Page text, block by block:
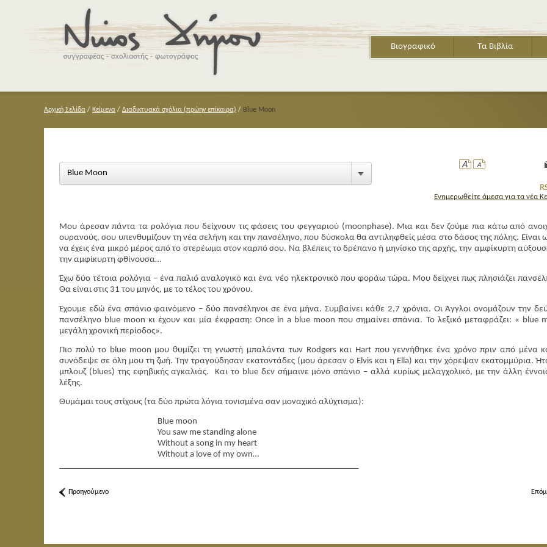
Βιογραφικό Τα Βιβλία
Αρχική Σελίδα / Κείμενα / Διαδικτυακά σχόλια (πρώην επίκαιρα) / Blue Moon
Ενημερωθείτε άμεσα για τα νέα
Blue Moon
Μου άρεσαν πάντα τα ρολόγια που δείχνουν τις φάσεις του φεγγαριού (moonphase). Μια και δεν ζούμε πια κάτω από
ουρανούς, σου υπενθυμίζουν τη νέα σελήνη και την πανσέληνο, που δύσκολα θα αντιληφθείς μέσα στο δάσος της πόλης. Είναι
να έχεις ένα μικρό μέρος από το στερέωμα στον καρπό σου. Να βλέπεις τοδρέπανο ή μηνίσκοτης αρχής, την αμφίκυρτη
την αμφίκυρτη φθίνουσα…
Έχω δύο τέτοια ρολόγια – ένα παλιό αναλογικό και ένα νέο ηλεκτρονικό που φοράω τώρα. Μου δείχνει πως πλησιάζει
Θα είναι στις 31 του μηνός, με το τέλος του χρόνου.
Έχουμε εδώ ένα σπάνιο φαινόμενο – δύο πανσέληνοι σε ένα μήνα. Συμβαίνει κάθε 2,7 χρόνια. Οι Άγγλοι ονομάζουν την
πανσέληνο blue moon κι έχουν και μία έκφραση: Once in a blue moon που σημαίνει σπάνια. Το λεξικό μεταφράζει: « blue
μεγάλη χρονική περίοδος».
Πιο πολύ το blue moon μου θυμίζει τη γνωστή μπαλάντα των Rodgersκαι Hart που γεννήθηκε ένα χρόνο πριν από μένα
συνόδεψε σε όλη μου τη ζωή. Την τραγούδησαν εκατοντάδες (μου άρεσαν ο Elvis και η Ella) και την χόρεψαν εκατομμύρια.
μπλουζ (blues) της εφηβικής αγκαλιάς.
Και το blueδεν σήμαινε μόνο σπάνιο – αλλά κυρίως μελαγχολικό, με την άλλη
λέξης.
Θυμάμαι τους στίχους (τα δύο πρώτα λόγια τονισμένα σαν μοναχικό αλύχτισμα):
Blue moon
You saw me standing alone
Without a song in my heart
Without a love of my own…
Προηγούμενο